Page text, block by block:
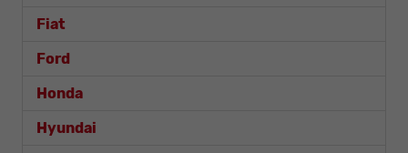
Fiat
Ford
Honda
Hyundai